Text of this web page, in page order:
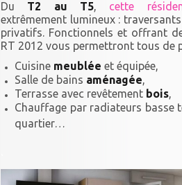
Du T2 au T5, cette
extrêmement lumineux :
privatifs. Fonctionnels et offrant
RT 2012 vous permettront tous de
Cuisine meublée et équipée,
Salle de bains aménagée,
Terrasse avec revêtement bois,
Chauffage par radiateurs basse
quartier…